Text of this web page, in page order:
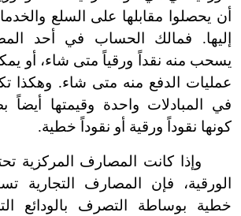
أن يحصلوا مقابلها على السلع
إليها. فمالك الحساب في أحد
يسحب منه نقداً ورقياً متى شاء، أو
عمليات الدفع منه متى شاء. وهكذا
في المبادلات واحدة وقيمتها
كونها نقوداً ورقية أو نقوداً خطية.
وإذا كانت المصارف المركزية
الورقية، فإن المصارف التجارية
خطية بوساطة التصرف بالودائع